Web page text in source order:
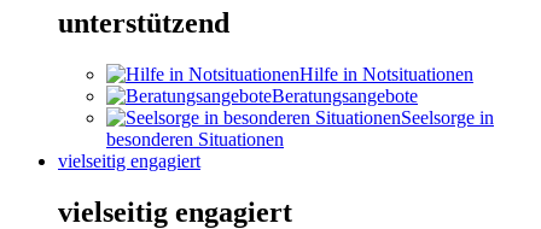
unterstützend
Hilfe in Notsituationen
Beratungsangebote
Seelsorge in
besonderen Situationen
vielseitig engagiert
vielseitig engagiert